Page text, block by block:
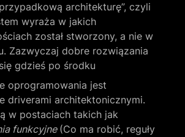
architekturę”, czyli
wyraża w jakich
został stworzony, a nie w
Zazwyczaj dobre rozwiązania
gdzieś po środku
oprogramowania jest
driverami architektonicznymi.
funkcyjne (Co ma robić, reguły